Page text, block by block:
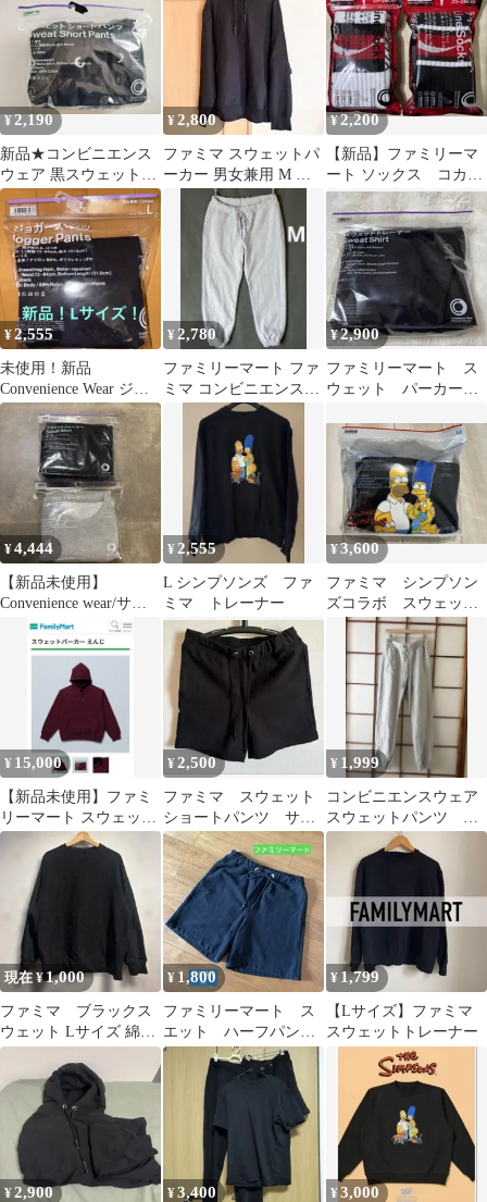
¥2,190
新品★コンビニエンス
ウェア 黒スウェットシ
ョートパンツ L（ファ
ミリーマート）
¥2,800
ファミマ スウェットパ
ーカー 男女兼用 M ブ
¥2,200
【新品】ファミリーマ
ート ソックス コカコ
ーラ ２足セット コン
ビニエンスウェア
¥2,555
未使用！新品
Convenience Wear ジョ
ガーパンツ 黒 L
¥ 2,780
ファミリーマート ファ
ミマ コンビニエンスウ
ェア スウェットパンツ
グレー M
¥2,900
ファミリーマート ス
ウェット パーカー
マ Lサイズ
¥4,444
【新品未使用】
Convenience wear/サイ
ズL/2枚セット
¥ 2,555
L シンプソンズ ファ
ミマ トレーナー
¥3,600
ファミマ シンプソン
ズコラボ スウェッ
ト Mサイズ
¥ 15,000
【新品未使用】ファミ
リーマート スウェット
セットアップ えんじ
【Lサイズ】
¥2,500
ファミマ スウェット
ショートパンツ サイ
ズL
¥ 1,999
コンビニエンスウェア
スウェットパンツ グ
レー
現在 ¥1,000
ファミマ ブラックス
ウェット Lサイズ 綿
100%
¥ 1,800
ファミリーマート ス
エット ハーフパン
ツ ショートパンツ
¥ 1,799
【Lサイズ】ファミマ
スウェットトレーナー
¥2,900 ¥3,400 ¥3,000